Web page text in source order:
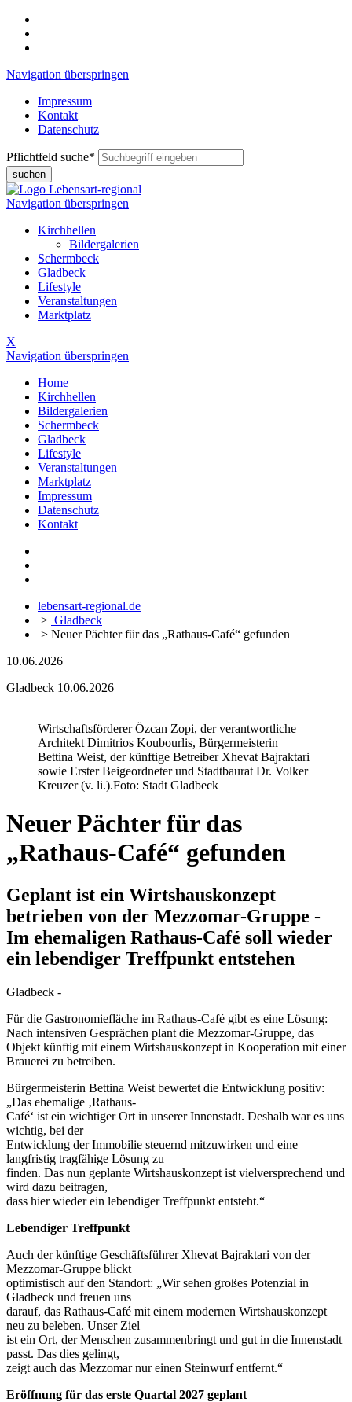
Navigation überspringen
Impressum
Kontakt
Datenschutz
Pflichtfeld suche*
suchen
Navigation überspringen
Kirchhellen
Bildergalerien
Schermbeck
Gladbeck
Lifestyle
Veranstaltungen
Marktplatz
X
Navigation überspringen
Home
Kirchhellen
Bildergalerien
Schermbeck
Gladbeck
Lifestyle
Veranstaltungen
Marktplatz
Impressum
Datenschutz
Kontakt
lebensart-regional.de
> Gladbeck
> Neuer Pächter für das „Rathaus-Café“ gefunden
10.06.2026
Gladbeck 10.06.2026
Wirtschaftsförderer Özcan Zopi, der verantwortliche
Architekt Dimitrios Koubourlis, Bürgermeisterin
Bettina Weist, der künftige Betreiber Xhevat Bajraktari
sowie Erster Beigeordneter und Stadtbaurat Dr. Volker
Kreuzer (v. li.).Foto: Stadt Gladbeck
Neuer Pächter für das
„Rathaus-Café“ gefunden
Geplant ist ein Wirtshauskonzept
betrieben von der Mezzomar-Gruppe -
Im ehemaligen Rathaus-Café soll wieder
ein lebendiger Treffpunkt entstehen
Gladbeck -
Für die Gastronomiefläche im Rathaus-Café gibt es eine Lösung:
Nach intensiven Gesprächen plant die Mezzomar-Gruppe, das
Objekt künftig mit einem Wirtshauskonzept in Kooperation mit einer
Brauerei zu betreiben.
Bürgermeisterin Bettina Weist bewertet die Entwicklung positiv:
„Das ehemalige ‚Rathaus-
Café‘ ist ein wichtiger Ort in unserer Innenstadt. Deshalb war es uns
wichtig, bei der
Entwicklung der Immobilie steuernd mitzuwirken und eine
langfristig tragfähige Lösung zu
finden. Das nun geplante Wirtshauskonzept ist vielversprechend und
wird dazu beitragen,
dass hier wieder ein lebendiger Treffpunkt entsteht.“
Lebendiger Treffpunkt
Auch der künftige Geschäftsführer Xhevat Bajraktari von der
Mezzomar-Gruppe blickt
optimistisch auf den Standort: „Wir sehen großes Potenzial in
Gladbeck und freuen uns
darauf, das Rathaus-Café mit einem modernen Wirtshauskonzept
neu zu beleben. Unser Ziel
ist ein Ort, der Menschen zusammenbringt und gut in die Innenstadt
passt. Das dies gelingt,
zeigt auch das Mezzomar nur einen Steinwurf entfernt.“
Eröffnung für das erste Quartal 2027 geplant